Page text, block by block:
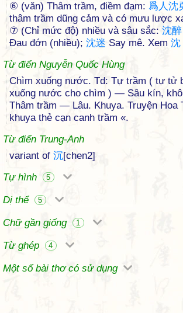
⑥ (văn) Thâm trầm, điềm đạm: 爲 人沈
thâm trầm dũng cảm và có mưu lược
⑦ (Chỉ mức độ) nhiều và sâu sắc: 沈醉
Đau đớn (nhiều); 沈迷 Say mê. Xem 沈
Từ điển Nguyễn Quốc Hùng
Chìm xuống nước. Td: Tự trầm ( tự tử
xuống nước cho chìm ) — Sâu kín,
Thâm trầm — Lâu. Khuya. Truyện Hoa
khuya thẻ cạn canh trầm «.
Từ điển Trung-Anh
variant of 沉[chen2]
Tự hình
5
Dị thể 5
Chữ gần giống 1
Từ ghép 4
Một số bài thơ có sử dụng